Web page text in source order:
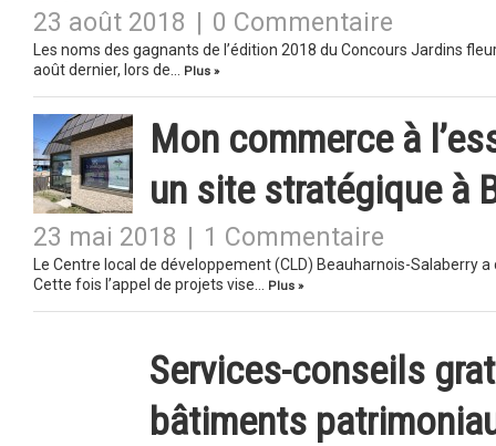
23 août 2018 0 Commentaire
Les noms des gagnants de l’édition 2018 du Concours Jardins
août dernier, lors de…
Plus »
Mon commerce à
un site stratégique à
23 mai 2018 1 Commentaire
Le Centre local de développement (CLD) Beauharnois-Salaberry
Cette fois l’appel de projets vise…
Plus »
Services-conseils
bâtiments